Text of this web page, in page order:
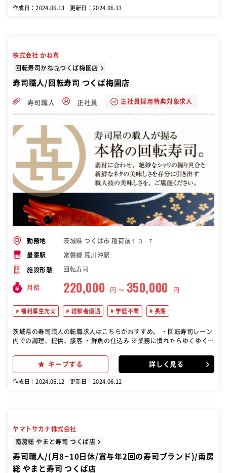
作成日：2024.06.13 更新日：2024.06.13
株式会社 かね喜
回転寿司かね㐂つくば梅園店
寿司職人/回転寿司 つくば梅園店
寿司職人 正社員 正社員採用特典対象求人
勤務地 茨城県 つくば市 稲荷前１３−７
最寄駅 常磐線 荒川沖駅
施設形態 回転寿司
月給 220,000 円 〜 350,000 円
福利厚生充実 経験者優遇 学歴不問 長期
茨城県の寿司職人の転職求人はこちらがおすすめ。 ・回転寿司レーン
内での調理、提供、接客 ・鮮魚の仕込み ※業務に慣れたらゆくゆくは
～ 入社後3ヶ月間は先輩スタッフに指導してもらいながら店内の業務
について覚えていただきます。（研修期間中：時給980円） その後独
キープする 詳しく見る
作成日：2024.06.12 更新日：2024.06.12
ヤマトサカナ株式会社
南房総 やまと寿司 つくば店
寿司職人/(月8~10日休/賞与年2回の寿司ブランド)/南房
総 やまと寿司 つくば店